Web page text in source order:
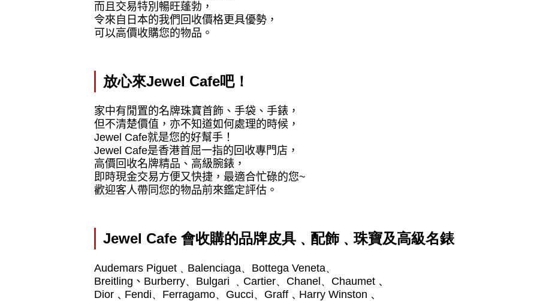
而且交易特別暢旺蓬勃，
令來自日本的我們回收價格更具優勢，
可以高價收購您的物品。
放心來Jewel Cafe吧！
家中有閒置的名牌珠寶首飾、手袋、手錶，
但不清楚價值，亦不知道如何處理的時候，
Jewel Cafe就是您的好幫手！
Jewel Cafe是香港首屈一指的回收專門店，
高價回收名牌精品、高級腕錶，
即時現金交易方便又快捷，最適合忙碌的您~
歡迎客人帶同您的物品前來鑑定評估。
Jewel Cafe 會收購的品牌皮具﹑配飾﹑珠寶及高級名錶
Audemars Piguet ﹑ Balenciaga、 Bottega Veneta、
Breitling 、 Burberry、 Bulgari ﹑ Cartier、 Chanel 、 Chaumet﹑
Dior﹑Fendi、 Ferragamo、 Gucci、 Graff﹑Harry Winston﹑